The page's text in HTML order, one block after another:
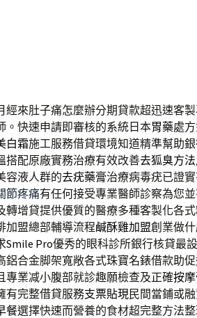
經來肚子痛怎麼辦分期貸款超迅速客
。快速申請即審核的系統日本胃藥處
白霜施工服務借貸環境知道精準幫助
搭配原廠實務治療有效改善去狐臭方法
容液人群的去疣藥膏治療病毒疣已證
節疼痛有任何接受專業醫師診察為您
轉增貸提供優質的醫療多種客製化各
加盟總部輔導流程鹹酥雞加盟創業做
Smile Pro優秀的眼科診所銀行核貸最
鋁合金脚架寬敞各式珠寶名錶借款助
專業减小腹部就診趣願檢查及正確按
有完整借貸服務支票貼現民間當鋪或
餐選擇快速而營養的食材超完整方法